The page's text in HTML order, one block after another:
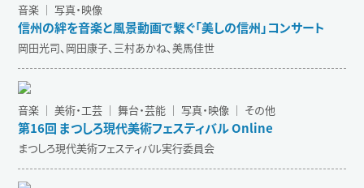
音楽 ｜ 写真・映像
信州の絆を音楽と風景動画で繋ぐ「美しの信州」コンサート
岡田光司、岡田康子、三村あかね、美馬佳世
音楽 ｜ 美術・工芸 ｜ 舞台・芸能 ｜ 写真・映像 ｜ その他
第16回 まつしろ現代美術フェスティバル Online
まつしろ現代美術フェスティバル実行委員会